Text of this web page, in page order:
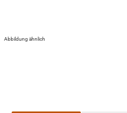
Abbildung ähnlich